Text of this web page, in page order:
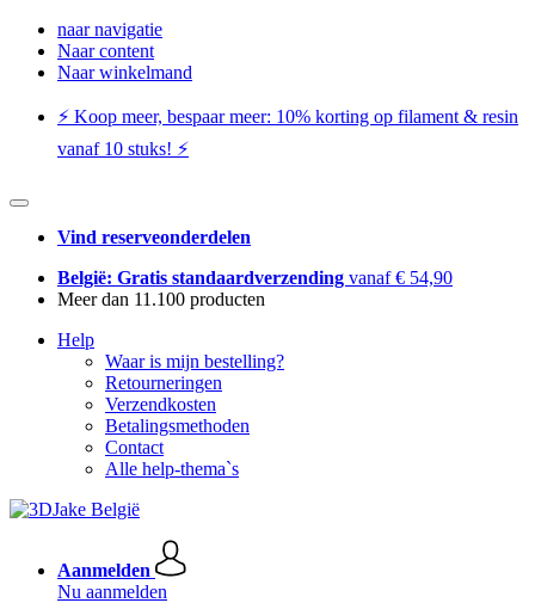
naar navigatie
Naar content
Naar winkelmand
⚡️ Koop meer, bespaar meer: ​​10% korting op filament & resin
vanaf 10 stuks! ⚡️
Vind reserveonderdelen
België: Gratis standaardverzending vanaf € 54,90
Meer dan 11.100 producten
Help
Waar is mijn bestelling?
Retourneringen
Verzendkosten
Betalingsmethoden
Contact
Alle help-thema`s
Aanmelden
Nu aanmelden